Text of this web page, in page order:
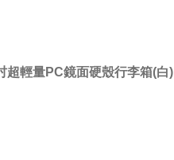
超輕量PC鏡面硬殼行李箱(白)